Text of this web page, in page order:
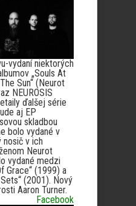
vydaní niektorých
„Souls At
Sun“ (Neurot
NEUROSIS
ďalšej série
aj EP
skladbou
bolo vydané v
nosič v ich
Neurot
vydané medzi
Grace“ (1999) a
(2001). Nový
Aaron Turner.
Facebook